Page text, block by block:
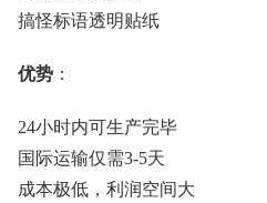
搞怪标语透明贴纸
优势 ：
24小时内可生产完毕
国际运输仅需3-5天
成本极低，利润空间大